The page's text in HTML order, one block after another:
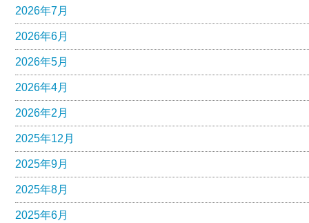
2026年7月
2026年6月
2026年5月
2026年4月
2026年2月
2025年12月
2025年9月
2025年8月
2025年6月